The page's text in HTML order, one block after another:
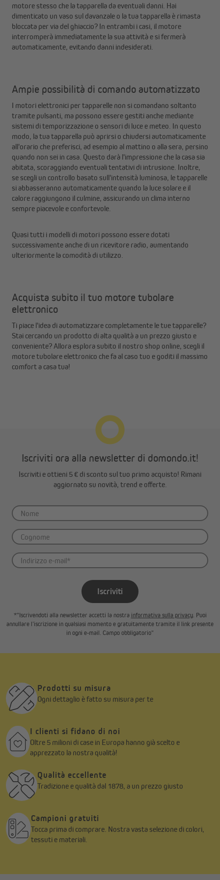
motore stesso che la tapparella da eventuali danni. Hai
dimenticato un vaso sul davanzale o la tua tapparella è rimasta
bloccata per via del ghiaccio? In entrambi i casi, il motore
interromperà immediatamente la sua attività e si fermerà
automaticamente, evitando danni indesiderati.
Ampie possibilità di comando automatizzato
I motori elettronici per tapparelle non si comandano soltanto
tramite pulsanti, ma possono essere gestiti anche mediante
sistemi di temporizzazione o sensori di luce e meteo. In questo
modo, la tua tapparella può aprirsi o chiudersi automaticamente
all'orario che preferisci, ad esempio al mattino o alla sera, persino
quando non sei in casa. Questo darà l'impressione che la casa sia
abitata, scoraggiando eventuali tentativi di intrusione. Inoltre,
se scegli un controllo basato sull'intensità luminosa, le tapparelle
si abbasseranno automaticamente quando la luce solare e il
calore raggiungono il culmine, assicurando un clima interno
sempre piacevole e confortevole.
Quasi tutti i modelli di motori possono essere dotati
successivamente anche di un ricevitore radio, aumentando
ulteriormente la comodità di utilizzo.
Acquista subito il tuo motore tubolare
elettronico
Ti piace l'idea di automatizzare completamente le tue tapparelle?
Stai cercando un prodotto di alta qualità a un prezzo giusto e
conveniente? Allora esplora subito il nostro shop online, scegli il
motore tubolare elettronico che fa al caso tuo e goditi il massimo
comfort a casa tua!
Iscriviti ora alla newsletter di domondo.it!
Iscriviti e ottieni 5 € di sconto sul tuo primo acquisto! Rimani
aggiornato su novità, trend e offerte.
Iscriviti
*"Iscrivendoti alla newsletter accetti la nostra informativa sulla privacy. Puoi
annullare l’iscrizione in qualsiasi momento e gratuitamente tramite il link presente
in ogni e-mail. Campo obbligatorio"
Prodotti su misura
Ogni dettaglio è fatto su misura per te
I clienti si fidano di noi
Oltre 5 milioni di case in Europa hanno già scelto e
apprezzato la nostra qualità!
Qualità eccellente
Tradizione e qualità dal 1878, a un prezzo giusto
Campioni gratuiti
Tocca prima di comprare. Nostra vasta selezione di colori,
tessuti e materiali.